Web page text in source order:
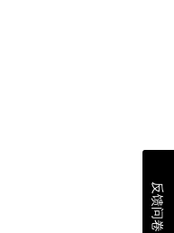
反馈问卷